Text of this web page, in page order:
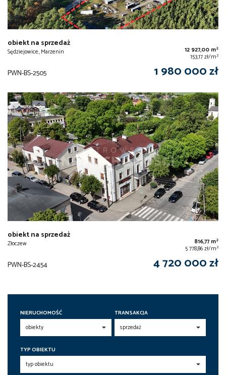
obiekt na sprzedaż
Sędziejowice, Marzenin 12 927,00 m2
153,17 zł/m2
PWN-BS-2505 1 980 000 zł
obiekt na sprzedaż
Złoczew 816,77 m2
5 778,86 zł/m2
PWN-BS-2454 4 720 000 zł
NIERUCHOMOŚĆ TRANSAKCJA
TYP OBIEKTU